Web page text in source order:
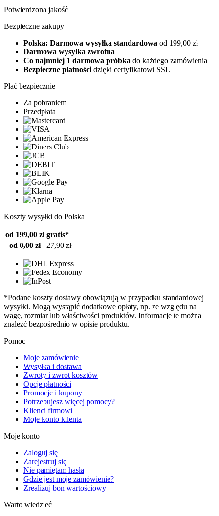
Potwierdzona jakość
Bezpieczne zakupy
Polska: Darmowa wysyłka standardowa od 199,00 zł
Darmowa wysyłka zwrotna
Co najmniej 1 darmowa próbka do każdego zamówienia
Bezpieczne płatności dzięki certyfikatowi SSL
Płać bezpiecznie
Za pobraniem
Przedpłata
Koszty wysyłki do Polska
od 199,00 zł gratis*
od 0,00 zł
27,90 zł
*Podane koszty dostawy obowiązują w przypadku standardowej
wysyłki. Mogą wystąpić dodatkowe opłaty, np. ze względu na
wagę, rozmiar lub właściwości produktów. Informacje te można
znaleźć bezpośrednio w opisie produktu.
Pomoc
Moje zamówienie
Wysyłka i dostawa
Zwroty i zwrot kosztów
Opcje płatności
Promocje i kupony
Potrzebujesz więcej pomocy?
Klienci firmowi
Moje konto klienta
Moje konto
Zaloguj się
Zarejestruj się
Nie pamiętam hasła
Gdzie jest moje zamówienie?
Zrealizuj bon wartościowy
Warto wiedzieć